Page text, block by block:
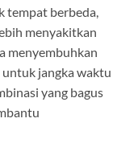
tempat berbeda,
menyakitkan
menyembuhkan
untuk jangka waktu
yang bagus